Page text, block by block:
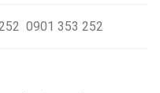
0901 353 252